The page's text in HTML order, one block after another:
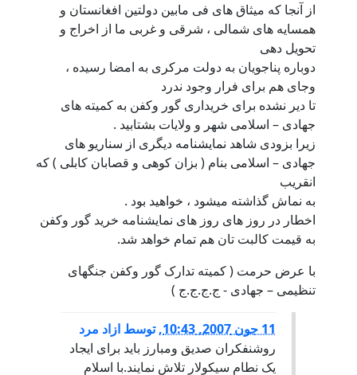
از آنجا که ميثاق هاى فى مابين دولتين افغانستان و
همسايه هاى شمالى ، شرقى و غربى ما از اخراج و
تحويل دهى
دوباره پناجويان به دولت مرکرى به امضا رسيده ،
وجاى هم براى فرار وجود ندرد
تا دير نشده براى خريدارى گور وکفن به کميته هاى
جهادى – اسلامى شهر و ولايات بشتابيد .
زيرا بزودى شاهد نمايشنامه ديگرى از سناريو هاى
جهادى – اسلامى بنام ( بزان کوهى و قصابان کابلى ) که
انقريب
به نماش گذاشته ميشود ، خواهيد بود .
اخطار در روز هاى روز هاى نمايشنامه خريد گور وکفن
به قيمت کالبت تان هم تمام خواهد شد.
با عرض حرمت ( کميته تدارک گور وکفن جنگهاى
تنظيمى – جهادى - ج.ج.ج.ج )
11 جون 2007, 10:43 ,توسط ازاد مرد
روشنفکران صدیق ومبارز باید برای ایجاد
یک نطام سیکولار تلاش نمایند.با اسلام